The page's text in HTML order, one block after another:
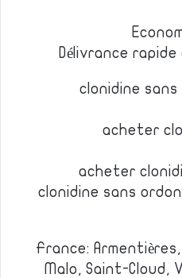
Délivrance
clonidine
acheter
acheter
clonidine sans
France:
Malo, Saint-Cloud,